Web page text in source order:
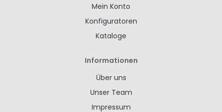
Mein Konto
Konfiguratoren
Kataloge
Informationen
Über uns
Unser Team
Impressum